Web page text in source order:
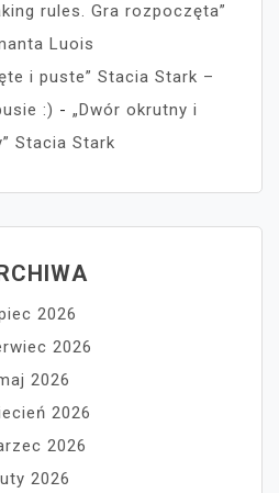
rules. Gra rozpoczęta”
Luois
i puste” Stacia Stark –
:) - „Dwór okrutny i
Stacia Stark
2026
2026
2026
2026
2026
2026